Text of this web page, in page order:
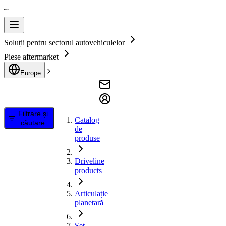
Soluții pentru sectorul autovehiculelor
Piese aftermarket
Europe
Filtrare și
căutare
Catalog
de
produse
Driveline
products
Articulație
planetară